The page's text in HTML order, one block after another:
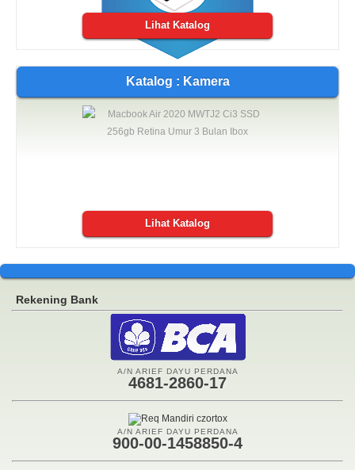
Lihat Katalog
Katalog : Kamera
Lihat Katalog
Rekening Bank
A/N ARIEF DAYU PERDANA
4681-2860-17
A/N ARIEF DAYU PERDANA
900-00-1458850-4